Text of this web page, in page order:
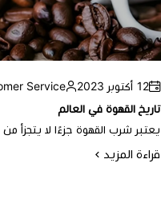
12 أكتوبر 2023
Service
تاريخ القهوة في العالم
يعتبر شرب القهوة جزءًا لا يتجزأ
قراءة المزيد